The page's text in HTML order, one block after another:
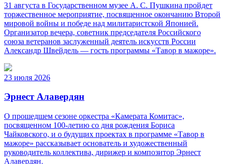
31 августа в Государственном музее А. С. Пушкина пройдет
торжественное мероприятие, посвященное окончанию Второй
мировой войны и победе над милитаристской Японией.
Организатор вечера, советник председателя Российского
союза ветеранов заслуженный деятель искусств России
Александр Швейдель — гость программы «Тавор в мажоре».
23 июля 2026
Эрнест Алавердян
О прошедшем сезоне оркестра «Камерата Комитас»,
посвященном 100-летию со дня рождения Бориса
Чайковского, и о будущих проектах в программе «Тавор в
мажоре» рассказывает основатель и художественный
руководитель коллектива, дирижер и композитор Эрнест
Алавердян.